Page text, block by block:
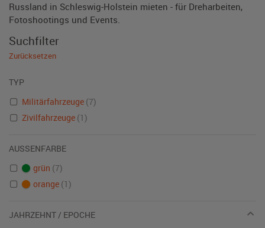
Russland in Schleswig-Holstein mieten - für Dreharbeiten,
Fotoshootings und Events.
Suchfilter
Zurücksetzen
TYP
Militärfahrzeuge (7)
Zivilfahrzeuge (1)
AUSSENFARBE
grün (7)
orange (1)
JAHRZEHNT / EPOCHE